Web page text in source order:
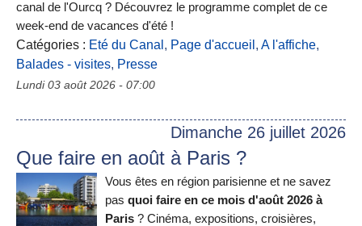
canal de l'Ourcq ? Découvrez le programme complet de ce
week-end de vacances d'été !
Catégories : Eté du Canal , Page d'accueil , A l'affiche,
Balades - visites, Presse
Lundi 03 août 2026 - 07:00
Dimanche 26 juillet 2026
Que faire en août à Paris ?
Vous êtes en région parisienne et ne savez
pas quoi faire en ce mois d'août 2026 à
Paris ? Cinéma, expositions, croisières,